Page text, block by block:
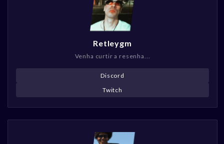
Retleygm
Venha curtir a resenha...
Discord
Twitch